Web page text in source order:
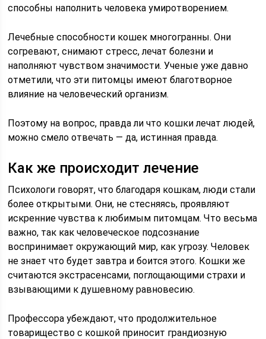
способны наполнить человека умиротворением.
Лечебные способности кошек многогранны. Они
согревают, снимают стресс, лечат болезни и
наполняют чувством значимости. Ученые уже давно
отметили, что эти питомцы имеют благотворное
влияние на человеческий организм.
Поэтому на вопрос, правда ли что кошки лечат людей,
можно смело отвечать — да, истинная правда.
Как же происходит лечение
Психологи говорят, что благодаря кошкам, люди стали
более открытыми. Они, не стесняясь, проявляют
искренние чувства к любимым питомцам. Что весьма
важно, так как человеческое подсознание
воспринимает окружающий мир, как угрозу. Человек
не знает что будет завтра и боится этого. Кошки же
считаются экстрасенсами, поглощающими страхи и
взывающими к душевному равновесию.
Профессора убеждают, что продолжительное
товарищество с кошкой приносит грандиозную